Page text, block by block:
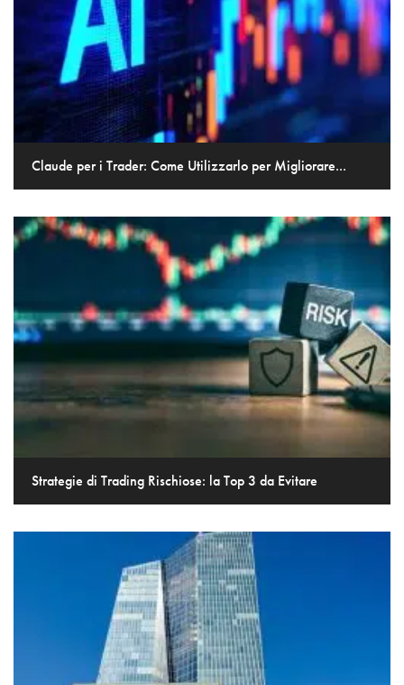
Claude per i Trader: Come Utilizzarlo per Migliorare...
Strategie di Trading Rischiose: la Top 3 da Evitare